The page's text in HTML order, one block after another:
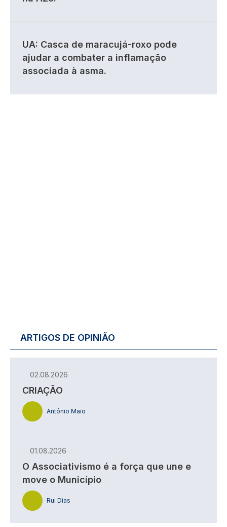
UA: Casca de maracujá-roxo pode
ajudar a combater a inflamação
associada à asma.
ARTIGOS DE OPINIÃO
02.08.2026
CRIAÇÃO
António Maio
01.08.2026
O Associativismo é a força que une e
move o Município
Rui Dias